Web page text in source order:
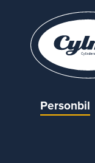
Personbil